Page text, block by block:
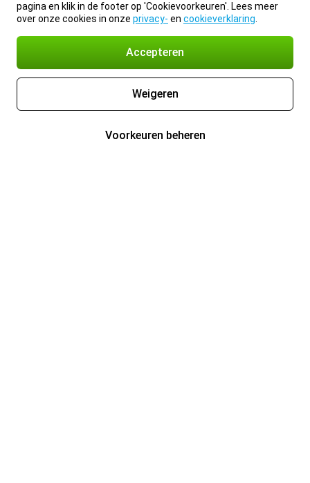
pagina en klik in de footer op 'Cookievoorkeuren'. Lees meer
over onze cookies in onze privacy- en cookieverklaring
Accepteren
Weigeren
Voorkeuren beheren